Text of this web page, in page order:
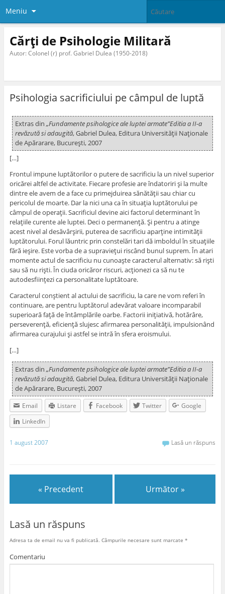
Meniu
Cărți de Psihologie Militară
Autor: Colonel (r) prof. Gabriel Dulea (1950-2018)
Psihologia sacrificiului pe câmpul de luptă
Extras din „Fundamente psihologice ale luptei armate”Editia a II-a
revăzută si adaugită, Gabriel Dulea, Editura Universităţii Naţionale
de Apărarare, Bucureşti, 2007
[…]
Frontul impune luptătorilor o putere de sacrificiu la un nivel superior
oricărei altfel de activitate. Fiecare profesie are îndatoriri şi la multe
dintre ele avem de a face cu primejduirea sănătăţii sau chiar cu
pericolul de moarte. Dar la nici una ca în situaţia luptătorului pe
câmpul de operaţii. Sacrificiul devine aici factorul determinant în
relaţiile curente ale luptei. Deci o permanenţă. Şi pentru a atinge
acest nivel al desăvârşirii, puterea de sacrificiu aparţine intimităţii
luptătorului. Forul lăuntric prin constelări tari dă imboldul în situaţiile
fără ieşire. Este vorba de a supravieţui riscând bunul suprem. În atari
momente actul de sacrificiu nu cunoaşte caracterul alternativ: să rişti
sau să nu rişti. În ciuda oricăror riscuri, acţionezi ca să nu te
autodesfiinţezi ca personalitate luptătoare.
Caracterul conştient al actului de sacrificiu, la care ne vom referi în
continuare, are pentru luptătorul adevărat valoare incomparabil
superioară faţă de întâmplările oarbe. Factorii iniţiativă, hotărâre,
perseverenţă, eficienţă slujesc afirmarea personalităţii, impulsionând
afirmarea curajului şi astfel se intră în sfera eroismului.
[…]
Extras din „Fundamente psihologice ale luptei armate”Editia a II-a
revăzută si adaugită, Gabriel Dulea, Editura Universităţii Naţionale
de Apărarare, Bucureşti, 2007
Email Listare Facebook Twitter
Google
LinkedIn
1 august 2007 Lasă un răspuns
« Precedent Următor »
Lasă un răspuns
Adresa ta de email nu va fi publicată. Câmpurile necesare sunt marcate *
Comentariu